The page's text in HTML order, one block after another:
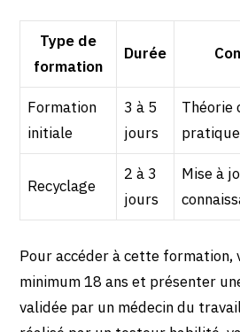
Type de
formation
Durée
Formation
initiale
3 à 5
jours
Théorie
Recyclage
2 à 3
jours
Mise à
Pour accéder à cette formation,
minimum 18 ans et présenter
validée par un médecin du